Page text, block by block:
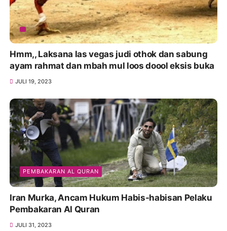
Hmm,, Laksana las vegas judi othok dan sabung
ayam rahmat dan mbah mul loos doool eksis buka
JULI 19, 2023
PEMBAKARAN AL QURAN
Iran Murka, Ancam Hukum Habis-habisan Pelaku
Pembakaran Al Quran
JULI 31, 2023